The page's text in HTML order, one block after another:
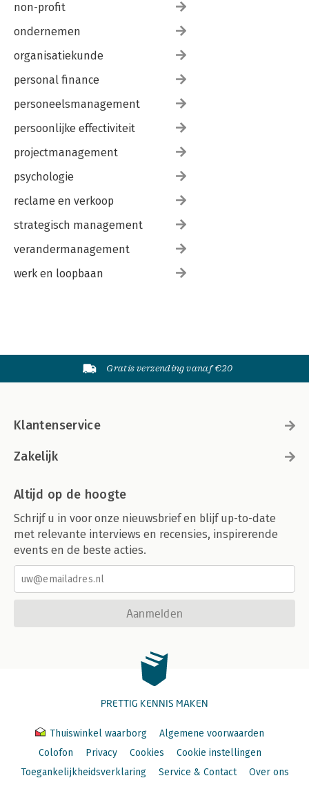
non-profit
ondernemen
organisatiekunde
personal finance
personeelsmanagement
persoonlijke effectiviteit
projectmanagement
psychologie
reclame en verkoop
strategisch management
verandermanagement
werk en loopbaan
Gratis verzending vanaf €20
Klantenservice
Zakelijk
Altijd op de hoogte
Schrijf u in voor onze nieuwsbrief en blijf up-to-date
met relevante interviews en recensies, inspirerende
events en de beste acties.
Aanmelden
PRETTIG KENNIS MAKEN
Thuiswinkel waarborg
Algemene voorwaarden
Colofon
Privacy Cookies
Cookie instellingen
Toegankelijkheidsverklaring
Service & Contact Over ons